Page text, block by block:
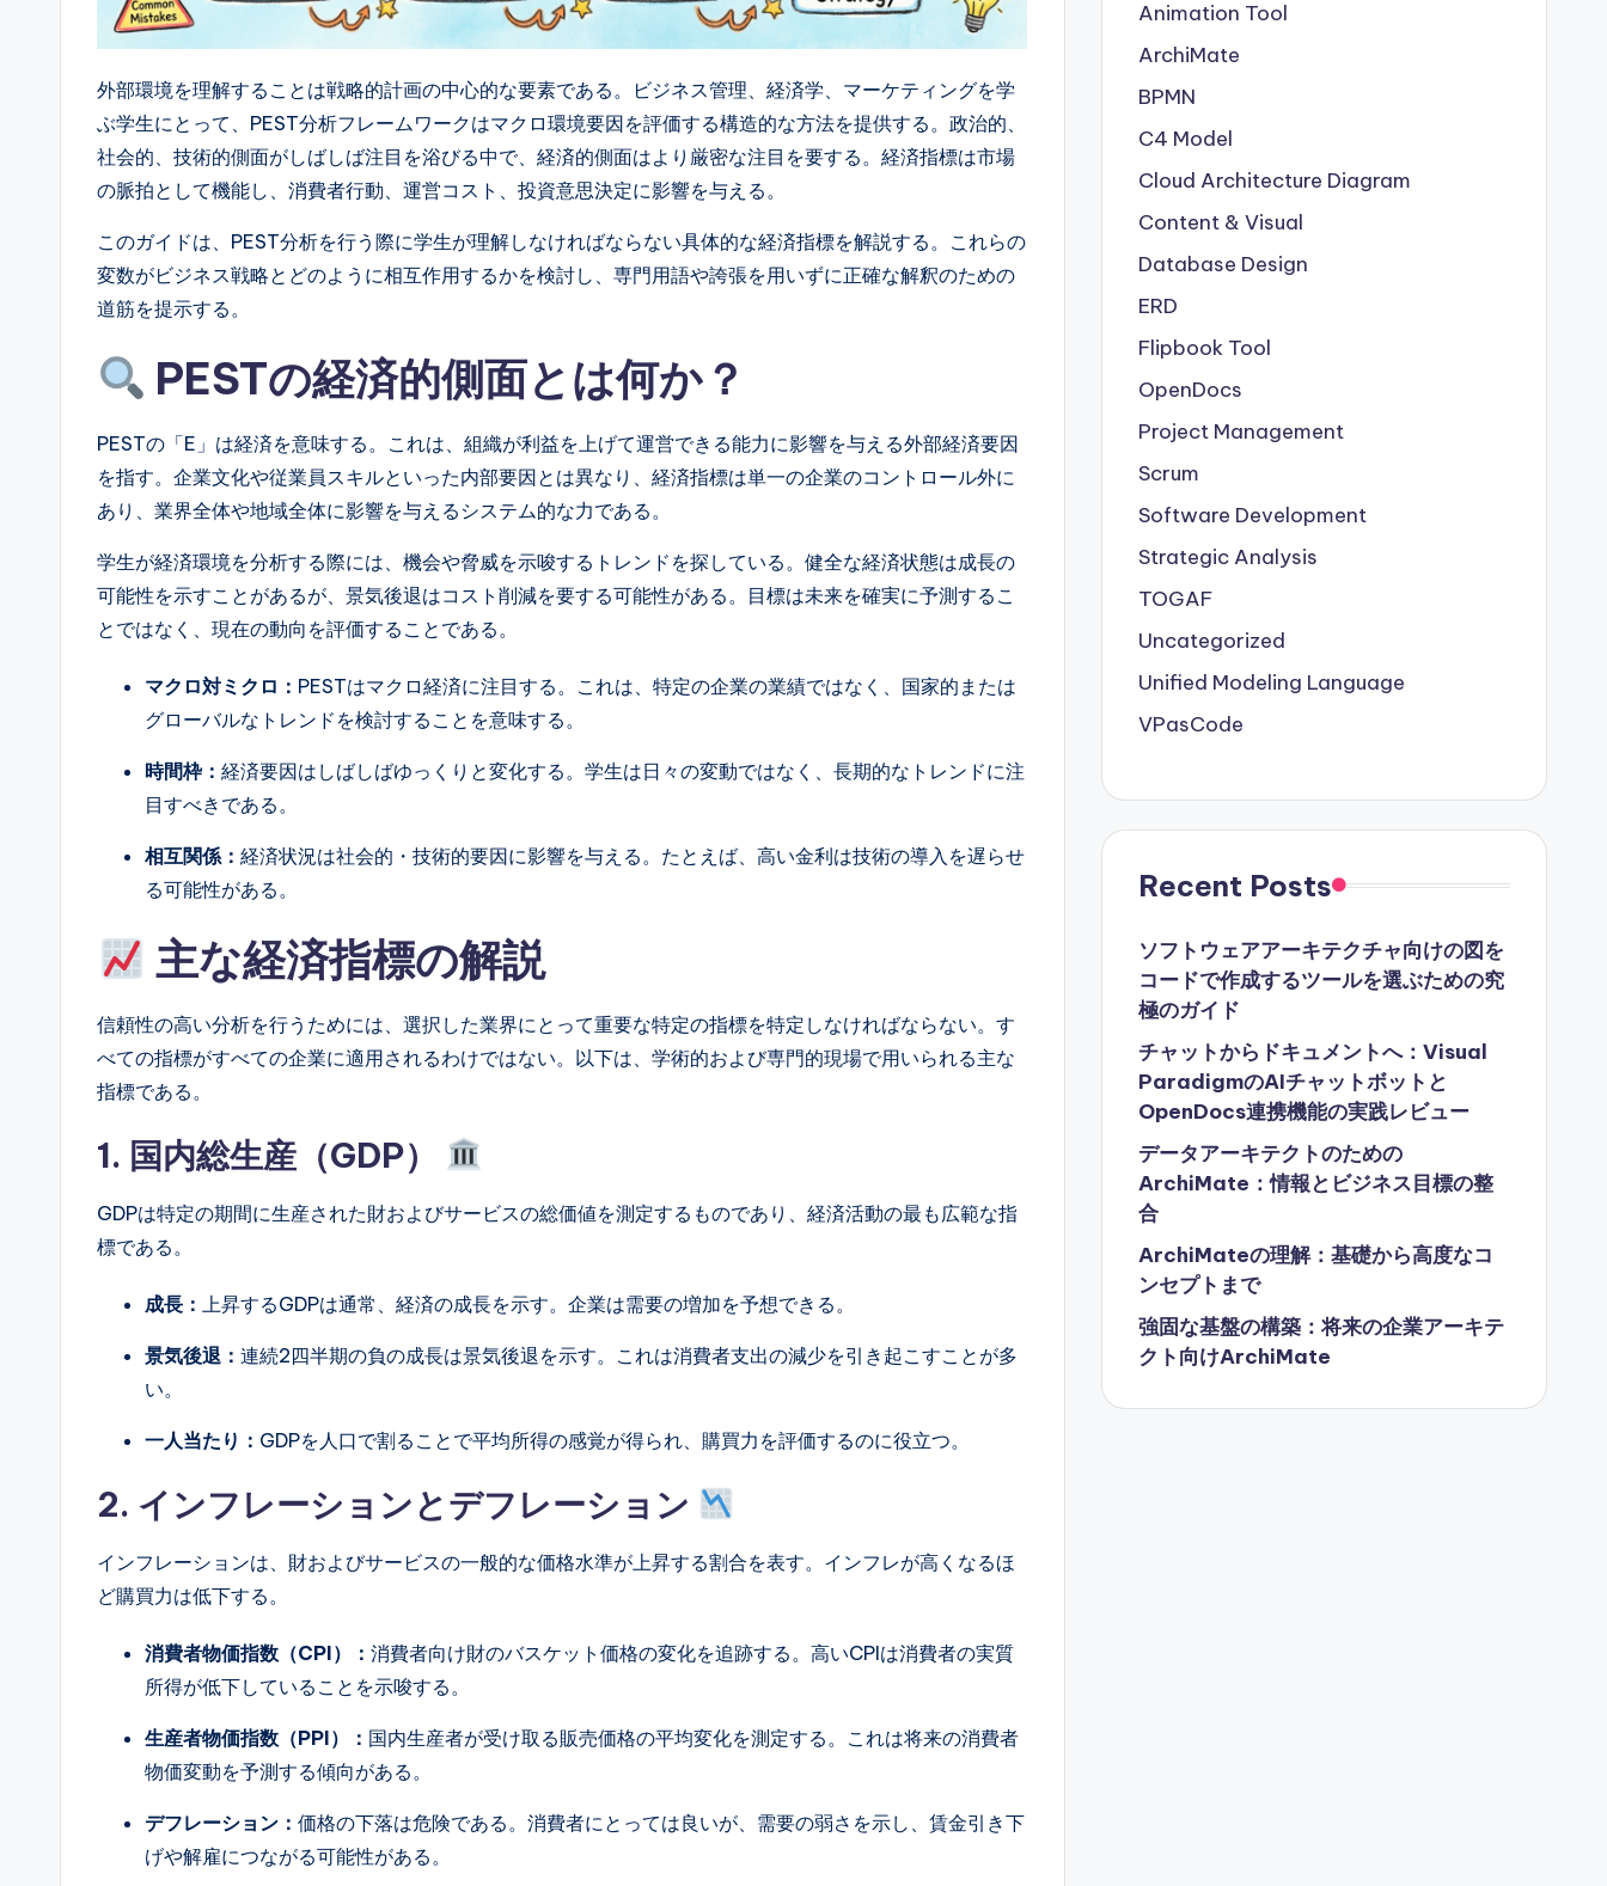
w
&
D
外部環境を理解することは戦略的計画の中心的な要素である。ビジネス管理、経済学、マーケティングを学
ぶ学生にとって、PEST分析フレームワークはマクロ環境要因を評価する構造的な方法を提供する。政治的、
社会的、技術的側面がしばしば注目を浴びる中で、経済的側面はより厳密な注目を要する。経済指標は市場
の脈拍として機能し、消費者行動、運営コスト、投資意思決定に影響を与える。
このガイドは、PEST分析を行う際に学生が理解しなければならない具体的な経済指標を解説する。これらの
変数がビジネス戦略とどのように相互作用するかを検討し、専門用語や誇張を用いずに正確な解釈のための
道筋を提示する。
PESTの経済的側面とは何か？
PESTの「E」は経済を意味する。これは、組織が利益を上げて運営できる能力に影響を与える外部経済要因
を指す。企業文化や従業員スキルといった内部要因とは異なり、経済指標は単一の企業のコントロール外に
あり、業界全体や地域全体に影響を与えるシステム的な力である。
学生が経済環境を分析する際には、機会や脅威を示唆するトレンドを探している。健全な経済状態は成長の
可能性を示すことがあるが、景気後退はコスト削減を要する可能性がある。目標は未来を確実に予測するこ
とではなく、現在の動向を評価することである。
マクロ対ミクロ： PESTはマクロ経済に注目する。これは、特定の企業の業績ではなく、国家的または
グローバルなトレンドを検討することを意味する。
時間枠： 経済要因はしばしばゆっくりと変化する。学生は日々の変動ではなく、長期的なトレンドに注
目すべきである。
相互関係： 経済状況は社会的・技術的要因に影響を与える。たとえば、高い金利は技術の導入を遅らせ
る可能性がある。
主な経済指標の解説
信頼性の高い分析を行うためには、選択した業界にとって重要な特定の指標を特定しなければならない。す
べての指標がすべての企業に適用されるわけではない。以下は、学術的および専門的現場で用いられる主な
指標である。
1. 国内総生産（GDP）
GDPは特定の期間に生産された財およびサービスの総価値を測定するものであり、経済活動の最も広範な指
標である。
成長： 上昇するGDPは通常、経済の成長を示す。企業は需要の増加を予想できる。
景気後退： 連続2四半期の負の成長は景気後退を示す。これは消費者支出の減少を引き起こすことが多
い。
一人当たり： GDPを人口で割ることで平均所得の感覚が得られ、購買力を評価するのに役立つ。
2. インフレーションとデフレーション
インフレーションは、財およびサービスの一般的な価格水準が上昇する割合を表す。インフレが高くなるほ
ど購買力は低下する。
消費者物価指数（CPI）： 消費者向け財のバスケット価格の変化を追跡する。高いCPIは消費者の実質
所得が低下していることを示唆する。
生産者物価指数（PPI）： 国内生産者が受け取る販売価格の平均変化を測定する。これは将来の消費者
物価変動を予測する傾向がある。
デフレーション： 価格の下落は危険である。消費者にとっては良いが、需要の弱さを示し、賃金引き下
げや解雇につながる可能性がある。
Animation Tool
ArchiMate
BPMN
C4 Model
Cloud Architecture Diagram
Content & Visual
Database Design
ERD
Flipbook Tool
OpenDocs
Project Management
Scrum
Software Development
Strategic Analysis
TOGAF
Uncategorized
Unified Modeling Language
VPasCode
Recent Posts
ソフトウェアアーキテクチャ向けの図を
コードで作成するツールを選ぶための究
極のガイド
チャットからドキュメントへ：Visual
ParadigmのAIチャットボットと
OpenDocs連携機能の実践レビュー
データアーキテクトのための
ArchiMate：情報とビジネス目標の整
合
ArchiMateの理解：基礎から高度なコ
ンセプトまで
強固な基盤の構築：将来の企業アーキテ
クト向けArchiMate